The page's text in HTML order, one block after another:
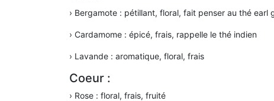
› Bergamote : pétillant, floral, fait penser au thé earl
› Cardamome : épicé, frais, rappelle le thé indien
› Lavande : aromatique, floral, frais
Coeur :
› Rose : floral, frais, fruité